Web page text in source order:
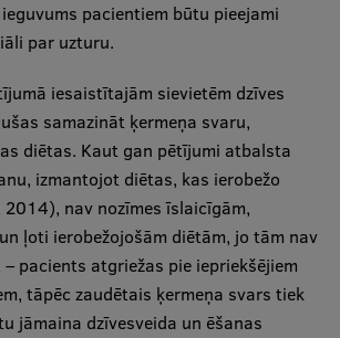
pacientiem būtu pieejami
par uzturu.
iesaistītajām sievietēm dzīves
samazināt ķermeņa svaru,
diētas. Kaut gan pētījumi atbalsta
izmantojot diētas, kas ierobežo
2014), nav nozīmes īslaicīgām,
ļoti ierobežojošām diētām, jo tām nav
pacients atgriežas pie iepriekšējiem
tāpēc zaudētais ķermeņa svars tiek
jāmaina dzīvesveida un ēšanas